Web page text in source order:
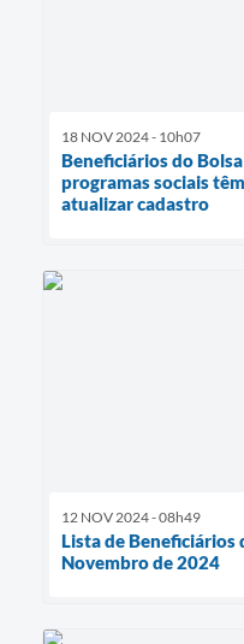
18 NOV 2024 - 10h07
Beneficiários do
programas sociais
atualizar cadastro
12 NOV 2024 - 08h49
Lista de Beneficiários
Novembro de 2024